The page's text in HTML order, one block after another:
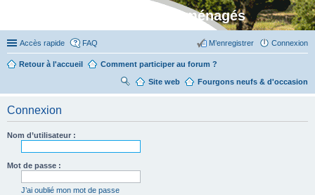
Stylevan - Vans aménagés
Accès rapide FAQ Connexion
M’enregistrer
Retour à l'accueil Comment participer au forum ?
Fourgons neufs & d'occasion
Site web
R
Connexion
Nom d’utilisateur :
Mot de passe :
J’ai oublié mon mot de passe